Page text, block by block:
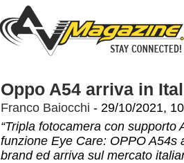
Oppo A54 arriva in
Franco Baiocchi - 29/10/2021,
“Tripla fotocamera con
funzione Eye Care: OPPO A54s
brand ed arriva sul mercato